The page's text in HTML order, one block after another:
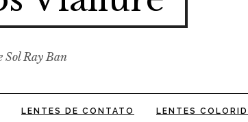
Sol Ray Ban
LENTES DE CONTATO LENTES